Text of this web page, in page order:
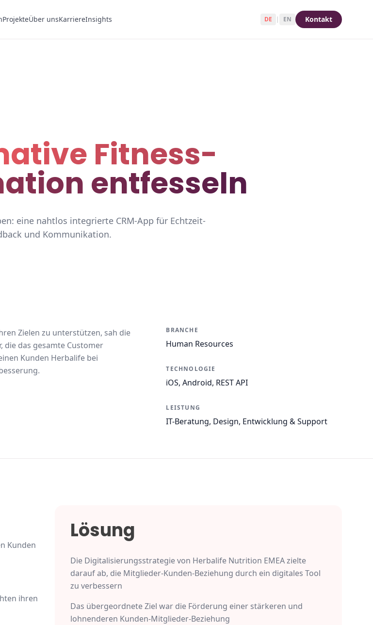
ProjekteÜber unsKarriereInsights DE | EN Kontakt
Fitness-
entfesseln
eine nahtlos integrierte CRM-App für Echtzeit-
und Kommunikation.
Zielen zu unterstützen, sah die
das gesamte Customer
Kunden Herbalife bei
BRANCHE
Human Resources
TECHNOLOGIE
iOS, Android, REST API
LEISTUNG
IT-Beratung, Design, Entwicklung & Support
Kunden
ihren
Lösung
Die Digitalisierungsstrategie von Herbalife Nutrition EMEA zielte
darauf ab, die Mitglieder-Kunden-Beziehung durch ein digitales Tool
zu verbessern
Das übergeordnete Ziel war die Förderung einer stärkeren und
lohnenderen Kunden-Mitglieder-Beziehung